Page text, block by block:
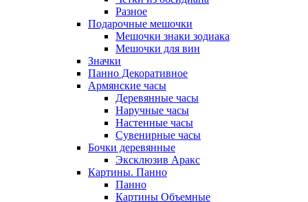
Разное
Подарочные мешочки
Мешочки знаки зодиака
Мешочки для вин
Значки
Панно Декоративное
Армянские часы
Деревянные часы
Наручные часы
Настенные часы
Сувенирные часы
Бочки деревянные
Эксклюзив Аракс
Картины. Панно
Панно
Картины Объемные